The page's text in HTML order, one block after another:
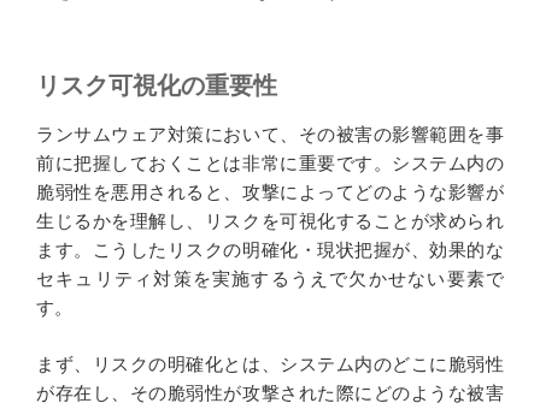
リスク可視化の重要性
ランサムウェア対策において、その被害の影響範囲を事
前に把握しておくことは非常に重要です。システム内の
脆弱性を悪用されると、攻撃によってどのような影響が
生じるかを理解し、リスクを可視化することが求められ
ます。こうしたリスクの明確化・現状把握が、効果的な
セキュリティ対策を実施するうえで欠かせない要素で
す。
まず、リスクの明確化とは、システム内のどこに脆弱性
が存在し、その脆弱性が攻撃された際にどのような被害